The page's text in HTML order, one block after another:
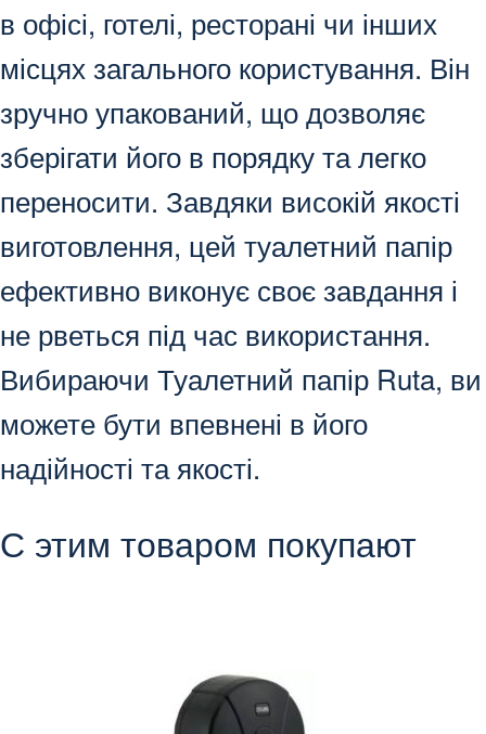
в офісі, готелі, ресторані чи інших
місцях загального користування. Він
зручно упакований, що дозволяє
зберігати його в порядку та легко
переносити. Завдяки високій якості
виготовлення, цей туалетний папір
ефективно виконує своє завдання і
не рветься під час використання.
Вибираючи Туалетний папір Ruta, ви
можете бути впевнені в його
надійності та якості.
С этим товаром покупают